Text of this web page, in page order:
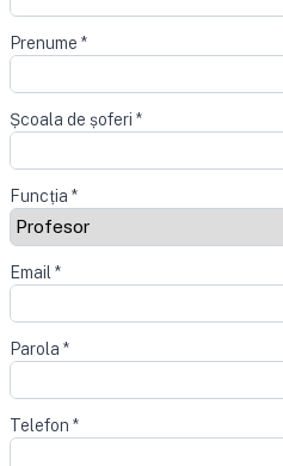
Prenume *
Școala de șoferi *
Funcția *
Email *
Parola *
Telefon *